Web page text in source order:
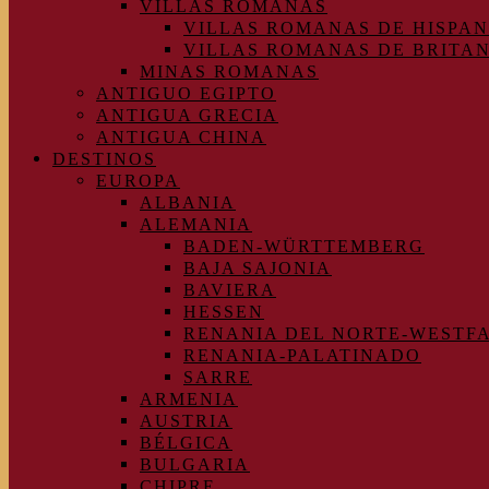
VILLAS ROMANAS
VILLAS ROMANAS DE
VILLAS ROMANAS DE
MINAS ROMANAS
ANTIGUO EGIPTO
ANTIGUA GRECIA
ANTIGUA CHINA
DESTINOS
EUROPA
ALBANIA
ALEMANIA
BADEN-WÜRTTEMBERG
BAJA SAJONIA
BAVIERA
HESSEN
RENANIA DEL NORTE-
RENANIA-PALATINADO
SARRE
ARMENIA
AUSTRIA
BÉLGICA
BULGARIA